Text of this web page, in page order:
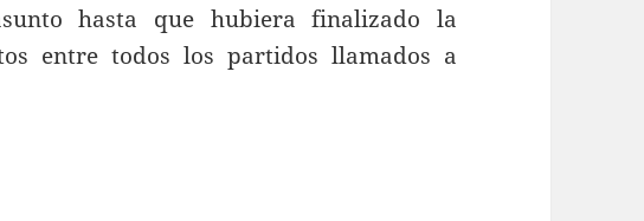
hasta que hubiera finalizado la
entre todos los partidos llamados a